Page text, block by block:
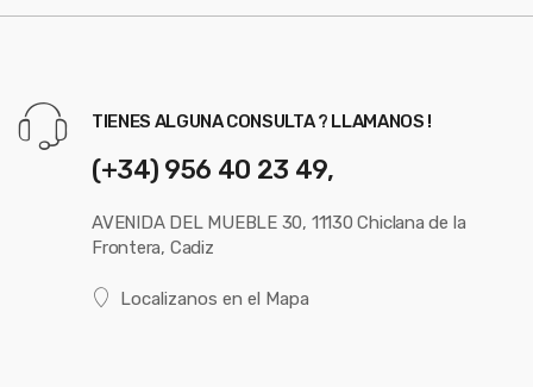
TIENES ALGUNA CONSULTA ? LLAMANOS !
(+34) 956 40 23 49,
AVENIDA DEL MUEBLE 30, 11130 Chiclana de la
Frontera, Cadiz
Localizanos en el Mapa